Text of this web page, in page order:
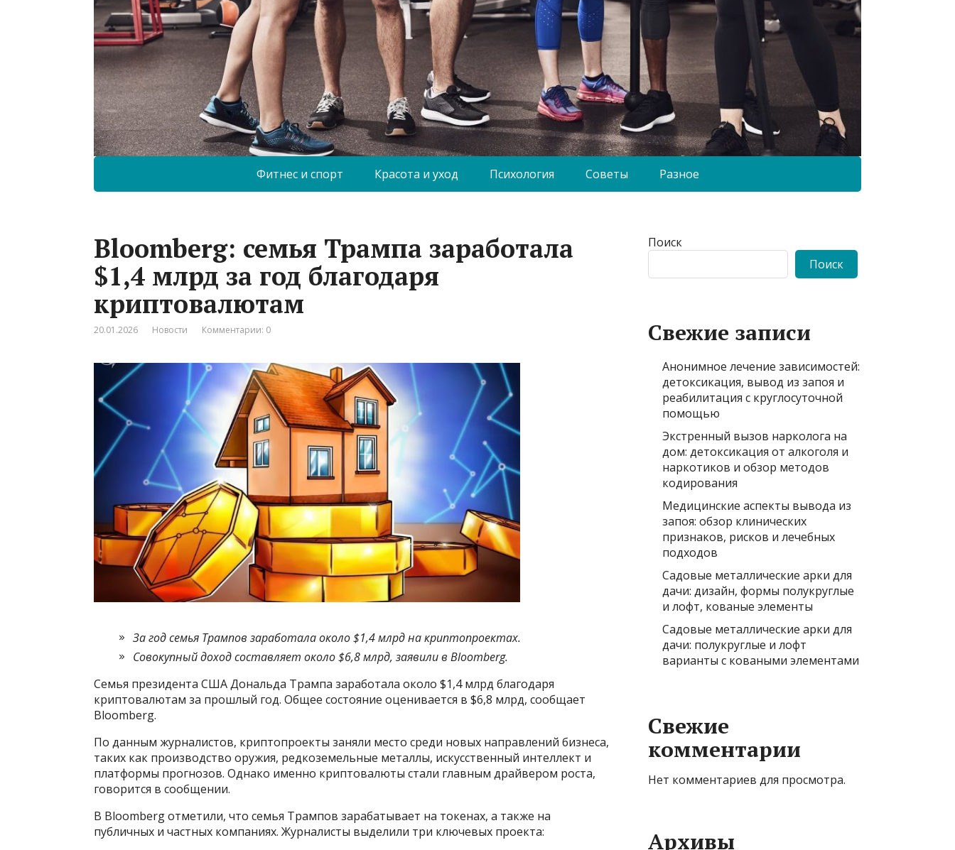
Фитнес и спорт Красота и уход Психология Советы Разное
Bloomberg: семья Трампа заработала
$1,4 млрд за год благодаря
криптовалютам
20.01.2026 Новости Комментарии: 0
За год семья Трампов заработала около $1,4 млрд на криптопроектах.
Совокупный доход составляет около $6,8 млрд, заявили в Bloomberg.
Семья президента США Дональда Трампа заработала около $1,4 млрд благодаря
криптовалютам за прошлый год. Общее состояние оценивается в $6,8 млрд, сообщает
Bloomberg.
По данным журналистов, криптопроекты заняли место среди новых направлений бизнеса,
таких как производство оружия, редкоземельные металлы, искусственный интеллект и
платформы прогнозов. Однако именно криптовалюты стали главным драйвером роста,
говорится в сообщении.
В Bloomberg отметили, что семья Трампов зарабатывает на токенах, а также на
публичных и частных компаниях. Журналисты выделили три ключевых проекта:
Поиск
Поиск
Свежие записи
Анонимное лечение зависимостей:
детоксикация, вывод из запоя и
реабилитация с круглосуточной
помощью
Экстренный вызов нарколога на
дом: детоксикация от алкоголя и
наркотиков и обзор методов
кодирования
Медицинские аспекты вывода из
запоя: обзор клинических
признаков, рисков и лечебных
подходов
Садовые металлические арки для
дачи: дизайн, формы полукруглые
и лофт, кованые элементы
Садовые металлические арки для
дачи: полукруглые и лофт
варианты с коваными элементами
Свежие
комментарии
Нет комментариев для просмотра.
Архивы